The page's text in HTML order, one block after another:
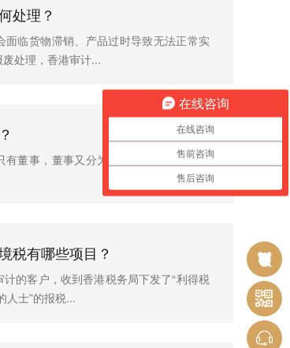
处理？
面临货物滞销、产品过时导致无法正常实
处理，香港审计...
有董事，董事又分为代表董事与普通董事
税有哪些项目？
的客户，收到香港税务局下发了“利得税
人士”的报税...
在线咨询
在线咨询
售前咨询
售后咨询